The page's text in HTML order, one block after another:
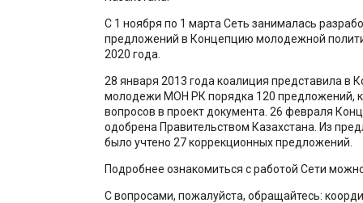
С 1 ноября по 1 марта Сеть занималась
предложений в Концепцию молодежной
2020 года.
28 января 2013 года коалиция представила в
молодежи МОН РК порядка 120 предложений,
вопросов в проект документа. 26 февраля
одобрена Правительством Казахстана. Из
было учтено 27 коррекционных предложений.
Подробнее ознакомиться с работой Сети
С вопросами, пожалуйста, обращайтесь: